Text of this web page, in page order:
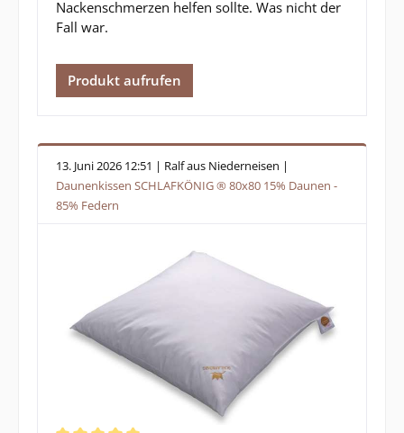
Nackenschmerzen helfen sollte. Was nicht der
Fall war.
Produkt aufrufen
13. Juni 2026 12:51 | Ralf aus Niederneisen |
Daunenkissen SCHLAFKÖNIG ® 80x80 15% Daunen -
85% Federn